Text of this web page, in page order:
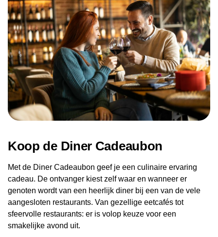
Koop de Diner Cadeaubon
Met de Diner Cadeaubon geef je een culinaire ervaring
cadeau. De ontvanger kiest zelf waar en wanneer er
genoten wordt van een heerlijk diner bij een van de vele
aangesloten restaurants. Van gezellige eetcafés tot
sfeervolle restaurants: er is volop keuze voor een
smakelijke avond uit.